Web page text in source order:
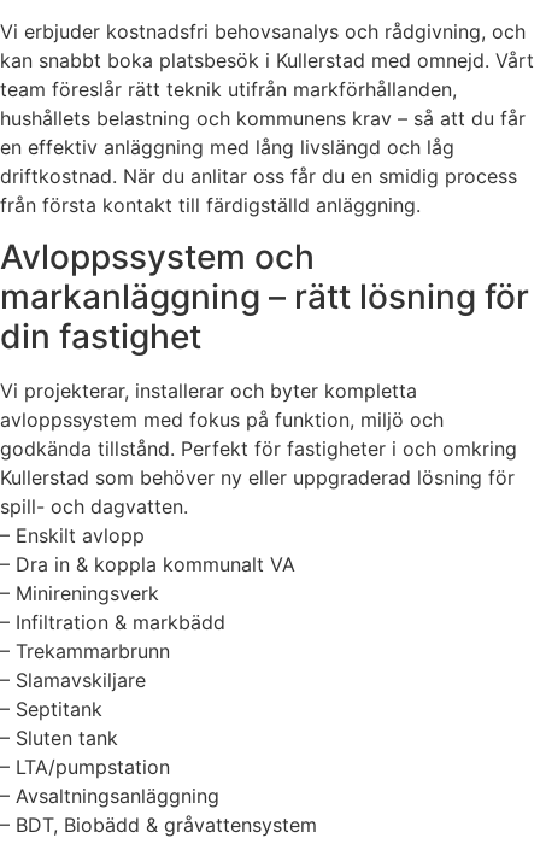
Vi erbjuder kostnadsfri behovsanalys och rådgivning, och
kan snabbt boka platsbesök i Kullerstad med omnejd. Vårt
team föreslår rätt teknik utifrån markförhållanden,
hushållets belastning och kommunens krav – så att du får
en effektiv anläggning med lång livslängd och låg
driftkostnad. När du anlitar oss får du en smidig process
från första kontakt till färdigställd anläggning.
Avloppssystem och
markanläggning – rätt lösning för
din fastighet
Vi projekterar, installerar och byter kompletta
avloppssystem med fokus på funktion, miljö och
godkända tillstånd. Perfekt för fastigheter i och omkring
Kullerstad som behöver ny eller uppgraderad lösning för
spill- och dagvatten.
– Enskilt avlopp
– Dra in & koppla kommunalt VA
– Minireningsverk
– Infiltration & markbädd
– Trekammarbrunn
– Slamavskiljare
– Septitank
– Sluten tank
– LTA/pumpstation
– Avsaltningsanläggning
– BDT, Biobädd & gråvattensystem